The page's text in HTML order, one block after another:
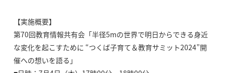
【実施概要】
第70回教育情報共有会「半径5mの世界で明日からできる身近
な変化を起こすために “つくば子育て＆教育サミット2024”開
催への想いを語る」